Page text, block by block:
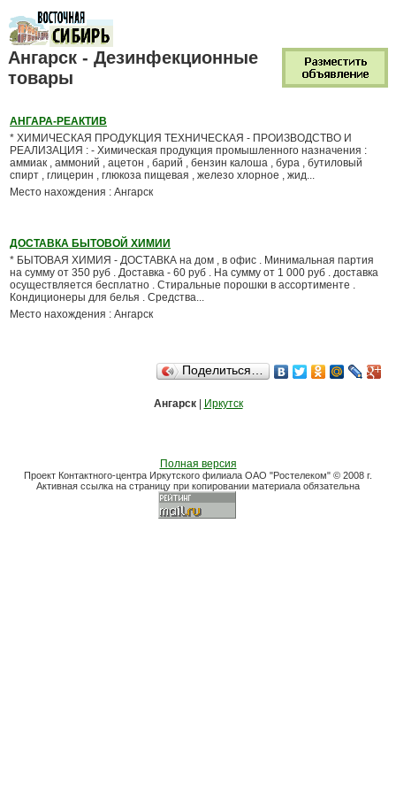
Ангарск - Дезинфекционные
товары
АНГАРА-РЕАКТИВ
* ХИМИЧЕСКАЯ ПРОДУКЦИЯ ТЕХНИЧЕСКАЯ - ПРОИЗВОДСТВО И
РЕАЛИЗАЦИЯ : - Химическая продукция промышленного назначения :
аммиак , аммоний , ацетон , барий , бензин калоша , бура , бутиловый
спирт , глицерин , глюкоза пищевая , железо хлорное , жид...
Место нахождения : Ангарск
ДОСТАВКА БЫТОВОЙ ХИМИИ
* БЫТОВАЯ ХИМИЯ - ДОСТАВКА на дом , в офис . Минимальная партия
на сумму от 350 руб . Доставка - 60 руб . На сумму от 1 000 руб . доставка
осуществляется бесплатно . Стиральные порошки в ассортименте .
Кондиционеры для белья . Средства...
Место нахождения : Ангарск
Поделиться…
Ангарск| Иркутск
Полная версия
Проект Контактного-центра Иркутского филиала ОАО "Ростелеком" © 2008 г.
Активная ссылка на страницу при копировании материала обязательна